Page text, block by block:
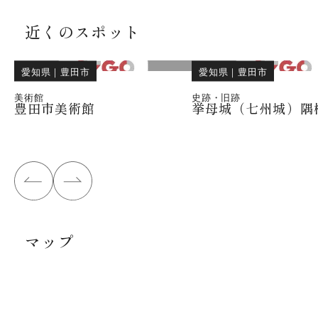
近くのスポット
愛知県 ｜ 豊田市
美術館
豊田市美術館
愛知県 ｜ 豊田市
史跡・旧跡
挙母城（七州城）隅
マップ